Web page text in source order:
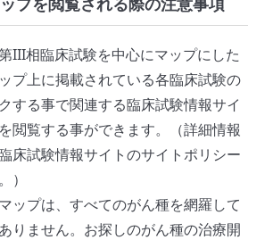
III相臨床試験を中心にマップにした
プ上に掲載されている各臨床試験の
する事で関連する臨床試験情報サイ
閲覧する事ができます。（詳細情報
床試験情報サイトのサイトポリシー
）
ップは、すべてのがん種を網羅して
りません。お探しのがん種の治療開